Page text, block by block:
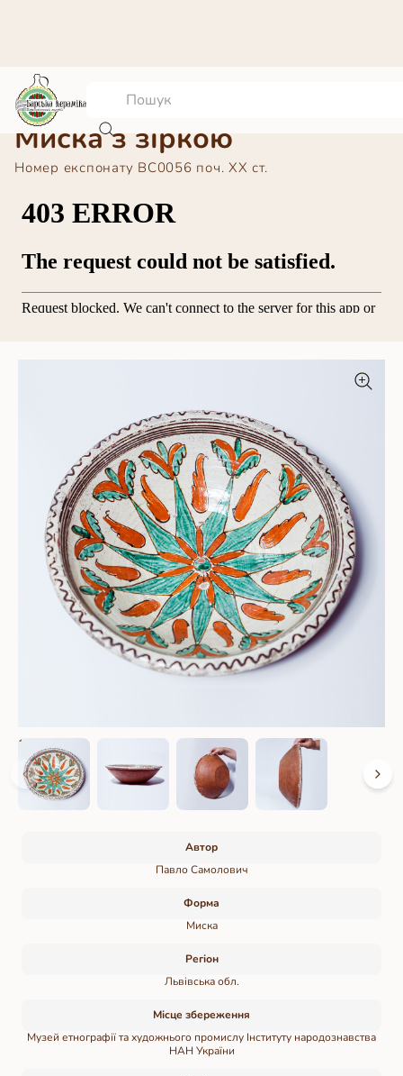
Миска з зіркою
Номер експонату BC0056 поч. ХХ ст.
Автор
Павло Самолович
Форма
Миска
Регіон
Львівська обл.
Місце збереження
Музей етнографії та художнього промислу Інституту народознавства
НАН України